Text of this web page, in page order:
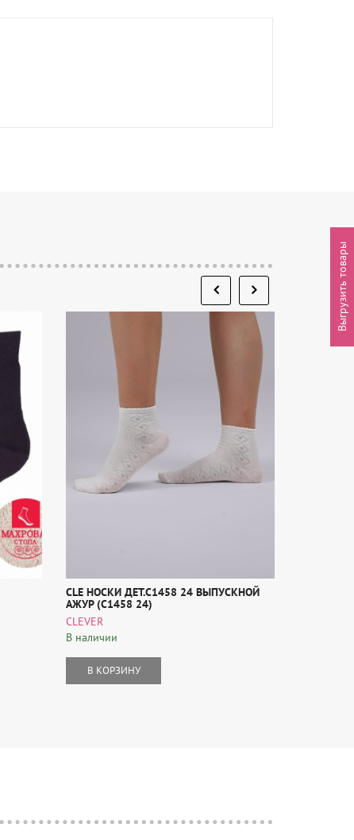
CLE НОСКИ ДЕТ.С1458 24 ВЫПУСКНОЙ
АЖУР (С1458 24)
CLEVER
В наличии
В КОРЗИНУ
Выгрузить товары